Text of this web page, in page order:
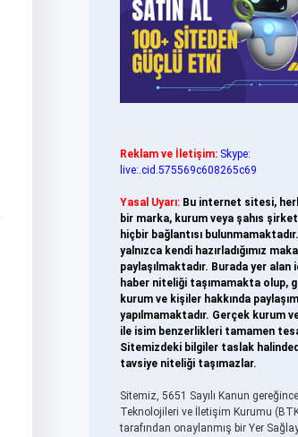
Reklam ve İletişim: Skype:
live:.cid.575569c608265c69
Yasal Uyarı: Bu internet sitesi,
bir marka, kurum veya şahıs
hiçbir bağlantısı
yalnızca kendi hazırladığımız
paylaşılmaktadır. Burada yer alan
haber niteliği taşımamakta olup,
kurum ve kişiler hakkında paylaşım
yapılmamaktadır. Gerçek kurum
ile isim benzerlikleri tamamen
Sitemizdeki bilgiler taslak
tavsiye niteliği taşımazlar.
Sitemiz, 5651 Sayılı Kanun
Teknolojileri ve İletişim Kurumu
tarafından onaylanmış bir Yer